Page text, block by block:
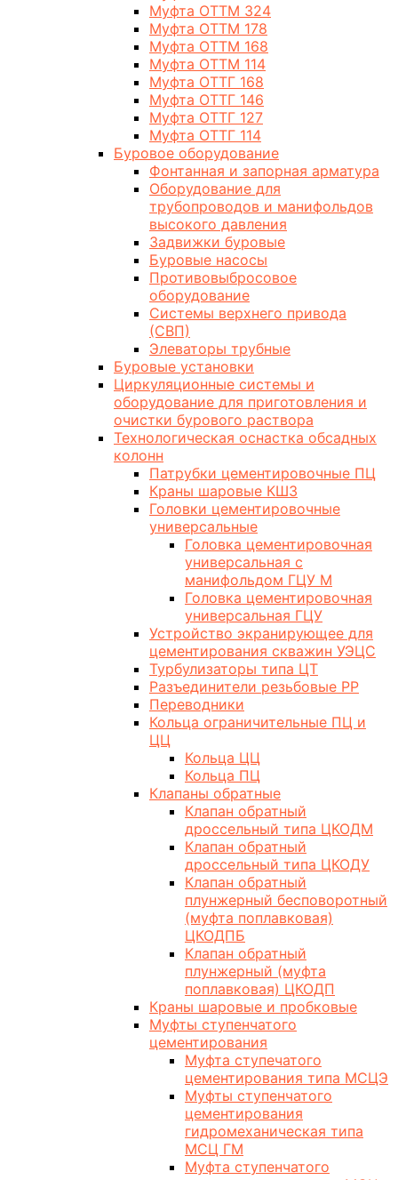
Муфта ОТТМ 324
Муфта ОТТМ 178
Муфта ОТТМ 168
Муфта ОТТМ 114
Муфта ОТТГ 168
Муфта ОТТГ 146
Муфта ОТТГ 127
Муфта ОТТГ 114
Буровое оборудование
Фонтанная и запорная арматура
Оборудование для
трубопроводов и манифольдов
высокого давления
Задвижки буровые
Буровые насосы
Противовыбросовое
оборудование
Системы верхнего привода
(СВП)
Элеваторы трубные
Буровые установки
Циркуляционные системы и
оборудование для приготовления и
очистки бурового раствора
Технологическая оснастка обсадных
колонн
Патрубки цементировочные ПЦ
Краны шаровые КШЗ
Головки цементировочные
универсальные
Головка цементировочная
универсальная с
манифольдом ГЦУ М
Головка цементировочная
универсальная ГЦУ
Устройство экранирующее для
цементирования скважин УЭЦС
Турбулизаторы типа ЦТ
Разъединители резьбовые РР
Переводники
Кольца ограничительные ПЦ и
ЦЦ
Кольца ЦЦ
Кольца ПЦ
Клапаны обратные
Клапан обратный
дроссельный типа ЦКОДМ
Клапан обратный
дроссельный типа ЦКОДУ
Клапан обратный
плунжерный бесповоротный
(муфта поплавковая)
ЦКОДПБ
Клапан обратный
плунжерный (муфта
поплавковая) ЦКОДП
Краны шаровые и пробковые
Муфты ступенчатого
цементирования
Муфта ступечатого
цементирования типа МСЦЭ
Муфты ступенчатого
цементирования
гидромеханическая типа
МСЦ ГМ
Муфта ступенчатого